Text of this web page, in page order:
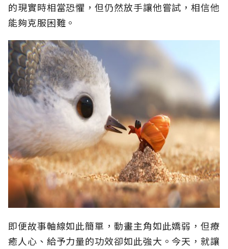
的現實時相當恐懼，但仍然放手讓他嘗試，相信他
能夠克服困難。
即便故事軸線如此簡單，動畫主角如此嬌弱，但療
癒人心、給予力量的功效卻如此強大。今天，就讓